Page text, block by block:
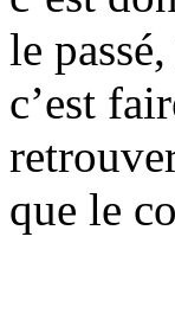
le
c’est
que le